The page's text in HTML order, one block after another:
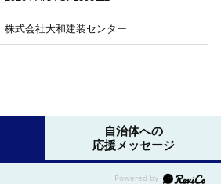
株式会社大和建装センター
自治体への
応援メッセージ